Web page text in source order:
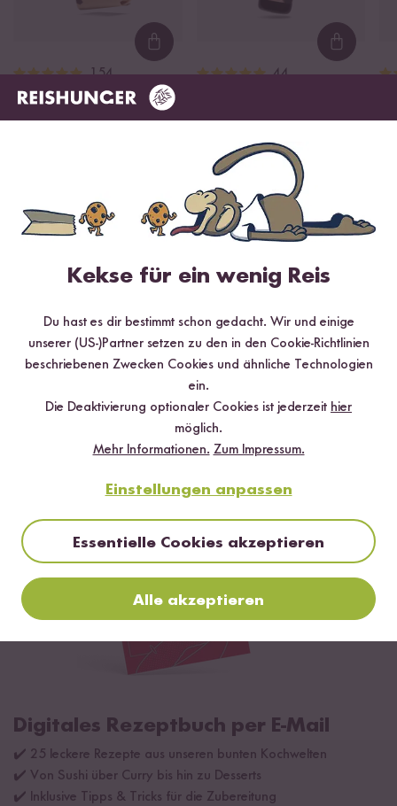
Loading...
154
Sushi Reis
ab 3,85 €6,42 € / kg
44
ab 2,99 €11,96 € / L
Loading...
Bio Basmati Reis Jasmin Reis
ab 3,99 €
Digitales Rezeptbuch per E-Mail
✔️ 25 leckere Rezepte aus unseren bunten Kochwelten
✔️ Von Sushi über Curry bis hin zu Desserts
✔️ Inklusive Tipps & Tricks für die Zubereitung
Kekse für ein wenig Reis
Du hast es dir bestimmt schon gedacht. Wir und einige
unserer (US-)Partner setzen zu den in den Cookie-Richtlinien
beschriebenen Zwecken Cookies und ähnliche Technologien
ein.
Die Deaktivierung optionaler Cookies ist jederzeit hier
möglich.
Mehr Informationen. Zum Impressum.
Einstellungen anpassen
Essentielle Cookies akzeptieren
Alle akzeptieren